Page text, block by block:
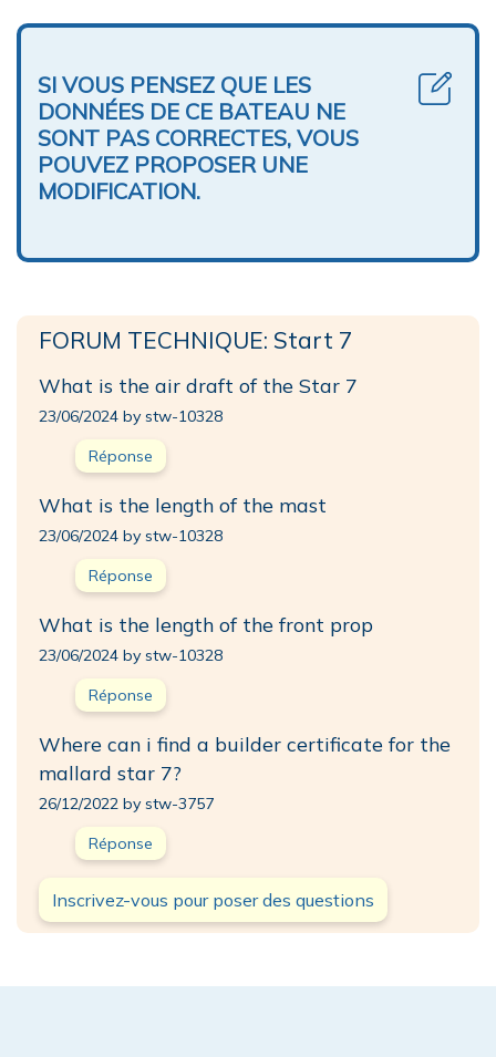
SI VOUS PENSEZ QUE LES
DONNÉES DE CE BATEAU NE
SONT PAS CORRECTES, VOUS
POUVEZ PROPOSER UNE
MODIFICATION.
FORUM TECHNIQUE: Start 7
What is the air draft of the Star 7
23/06/2024 by stw-10328
Réponse
What is the length of the mast
23/06/2024 by stw-10328
Réponse
What is the length of the front prop
23/06/2024 by stw-10328
Réponse
Where can i find a builder certificate for the
mallard star 7?
26/12/2022 by stw-3757
Réponse
Inscrivez-vous pour poser des questions